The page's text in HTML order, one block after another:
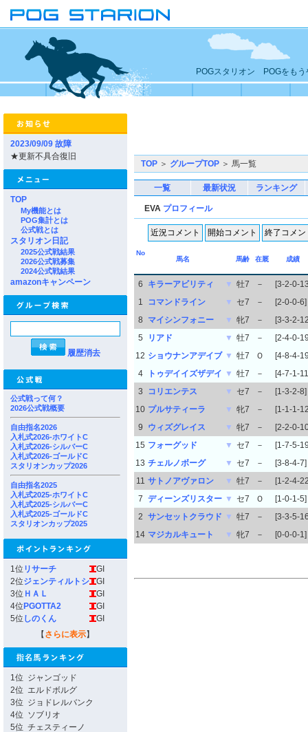
POGスタリオン POGをもう
2023/09/09 故障
★更新不具合復旧
TOP
My機能とは
POG集計とは
公式戦とは
スタリオン日記
2025公式戦結果
2026公式戦募集
2024公式戦結果
amazonキャンペーン
履歴消去
公式戦って何？
2026公式戦概要
自由指名2026
入札式2026-ホワイトC
入札式2026-シルバーC
入札式2026-ゴールドC
スタリオンカップ2026
自由指名2025
入札式2025-ホワイトC
入札式2025-シルバーC
入札式2025-ゴールドC
スタリオンカップ2025
1位 リサーチ
GI
2位ジェンティルトシ
GI
3位 ＨＡＬ
GI
4位 PGOTTA2
GI
5位 しのくん
GI
【 さらに表示】
1位 ジャンゴッド
2位 エルドボルグ
3位 ジョドレルバンク
4位 ソブリオ
5位 チェスティーノ
TOP ＞ グループTOP ＞ 馬一覧
一覧 最新状況 ランキング
EVA プロフィール
No
馬名
馬齢 在厩 成績
6 キラーアビリティ ▼ 牡7 －
[3-2-0-
1
コマンドライン ▼ セ7 －
[2-0-0-6]
8
マイシンフォニー ▼ 牝7 －
[3-3-2-
5
リアド ▼ 牡7 －
[2-4-0-
12 ショウナンアデイブ ▼ 牡7 Ｏ
[4-8-4-
4
トゥデイイズザデイ ▼ 牡7 －
[4-7-1-
3
コリエンテス ▼ セ7 －
[1-3-2-8]
10 プルサティーラ ▼ 牝7 －
[1-1-1-
9
ウィズグレイス ▼ 牝7 －
[2-2-0-
15 フォーグッド ▼ セ7 －
[1-7-5-
13 チェルノボーグ ▼ セ7 －
[3-8-4-7]
11 サトノアヴァロン ▼ 牡7 －
[1-2-4-
7 ディーンズリスター ▼ セ7 Ｏ
[1-0-1-5]
2 サンセットクラウド ▼ 牡7 －
[3-3-5-
14 マジカルキュート ▼ 牝7 － [0-0-0-1]